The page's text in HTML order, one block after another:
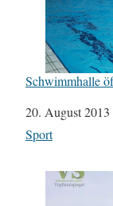
Schwimmhalle
Datum
20. August 2013
In Bezug auf
Sport